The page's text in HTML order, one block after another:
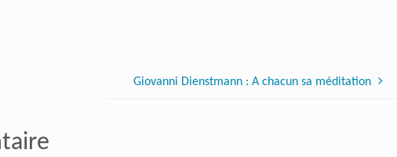
Giovanni Dienstmann : A chacun sa méditation